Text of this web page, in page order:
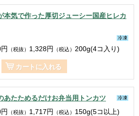
本気で作った厚切ジューシー国産ヒレカ
冷凍
円 （税抜） 1,328円 （税込） 200g(4コ入り)
カートに入れる
あたためるだけお弁当用トンカツ 冷凍
円 （税抜） 1,717円 （税込） 150g(5コ以上)